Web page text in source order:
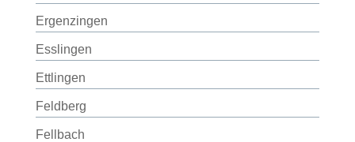
Ergenzingen
Esslingen
Ettlingen
Feldberg
Fellbach